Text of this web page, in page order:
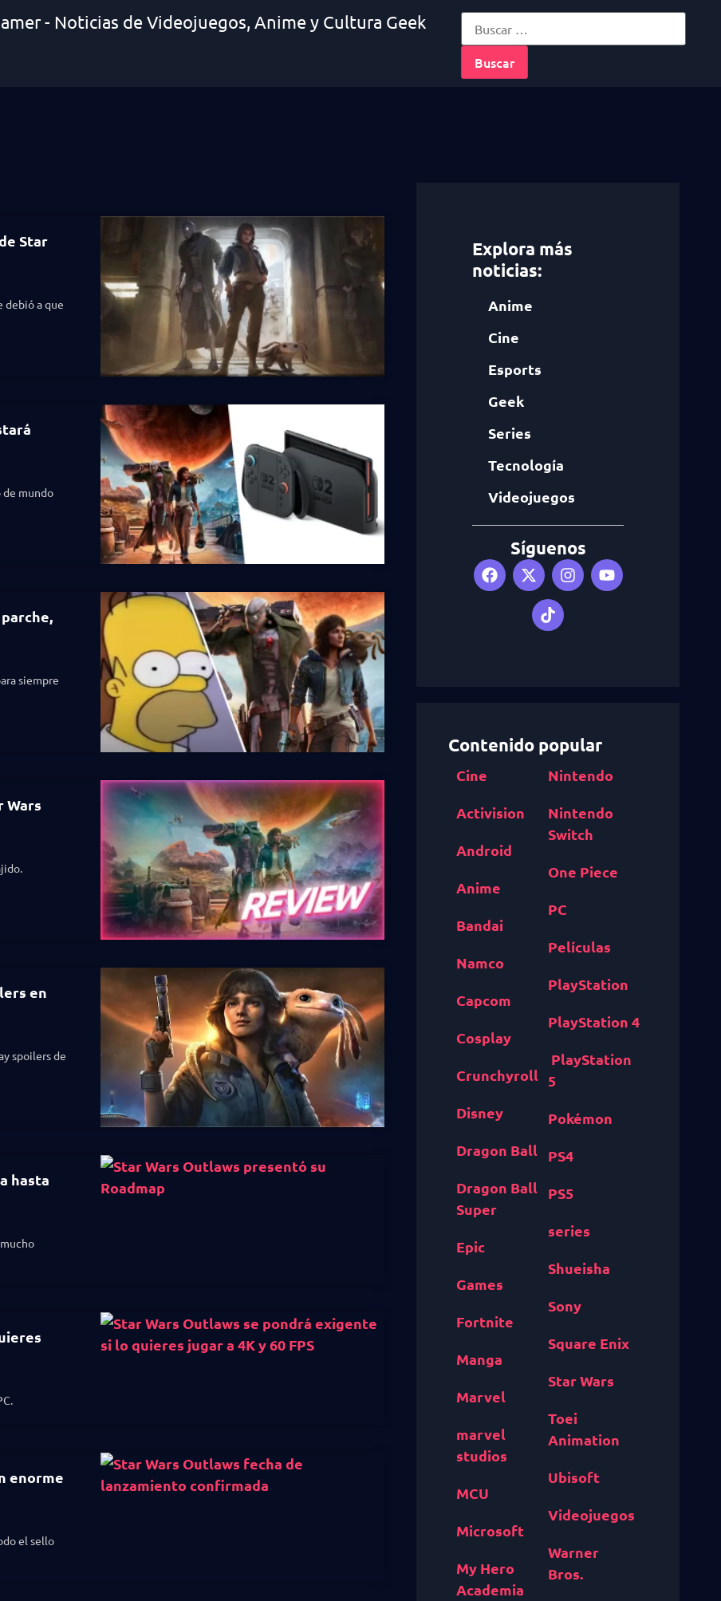
- Noticias de Videojuegos, Anime y Cultura Geek
Star
debió a que
mundo
siempre
Wars
en
spoilers de
hasta
enorme
el sello
Explora más
noticias:
Anime
Cine
Esports
Geek
Series
Tecnología
Videojuegos
Síguenos
Contenido popular
Cine
Activision
Android
Anime
Bandai
Namco
Capcom
Cosplay
Crunchyroll
Disney
Dragon Ball
Dragon Ball
Super
Epic
Games
Fortnite
Manga
Marvel
marvel
studios
MCU
Microsoft
My Hero
Academia
Nintendo
Nintendo
Switch
One Piece
PC
Películas
PlayStation
PlayStation 4
PlayStation
5
Pokémon
PS4
PS5
series
Shueisha
Sony
Square Enix
Star Wars
Toei
Animation
Ubisoft
Videojuegos
Warner
Bros.